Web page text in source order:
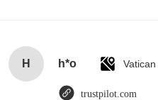
H h*o
trustpilot.com